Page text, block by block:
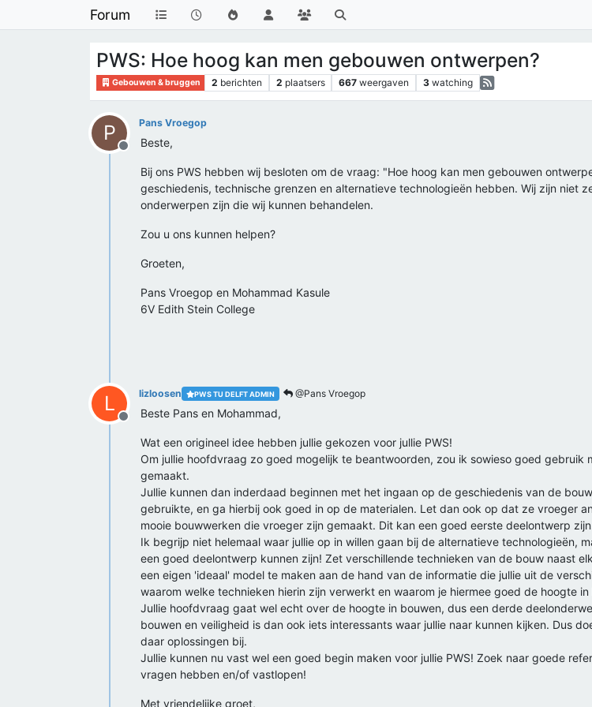
Forum
PWS: Hoe hoog kan men gebouwen ontwerpen?
Gebouwen & bruggen 2 berichten 2 plaatsers 667 weergaven 3 watching
P
Offline
Pans Vroegop
Beste,
Bij ons PWS hebben wij besloten om de vraag: "Hoe hoog kan men gebouwen
geschiedenis, technische grenzen en alternatieve technologieën hebben. Wij zijn niet
onderwerpen zijn die wij kunnen behandelen.
Zou u ons kunnen helpen?
Groeten,
Pans Vroegop en Mohammad Kasule
6V Edith Stein College
L
Offline
lizloosen PWS TU DELFT ADMIN @Pans Vroegop
Beste Pans en Mohammad,
Wat een origineel idee hebben jullie gekozen voor jullie PWS!
Om jullie hoofdvraag zo goed mogelijk te beantwoorden, zou ik sowieso goed
gemaakt.
Jullie kunnen dan inderdaad beginnen met het ingaan op de geschiedenis van de
gebruikte, en ga hierbij ook goed in op de materialen. Let dan ook op dat ze vroeger
mooie bouwwerken die vroeger zijn gemaakt. Dit kan een goed eerste deelontwerp
Ik begrijp niet helemaal waar jullie op in willen gaan bij de alternatieve technologieën,
een goed deelontwerp kunnen zijn! Zet verschillende technieken van de bouw naast
een eigen 'ideaal' model te maken aan de hand van de informatie die jullie uit de
waarom welke technieken hierin zijn verwerkt en waarom je hiermee goed de hoogte in
Jullie hoofdvraag gaat wel echt over de hoogte in bouwen, dus een derde
bouwen en veiligheid is dan ook iets interessants waar jullie naar kunnen kijken. Dus
daar oplossingen bij.
Jullie kunnen nu vast wel een goed begin maken voor jullie PWS! Zoek naar goede
vragen hebben en/of vastlopen!
Met vriendelijke groet,